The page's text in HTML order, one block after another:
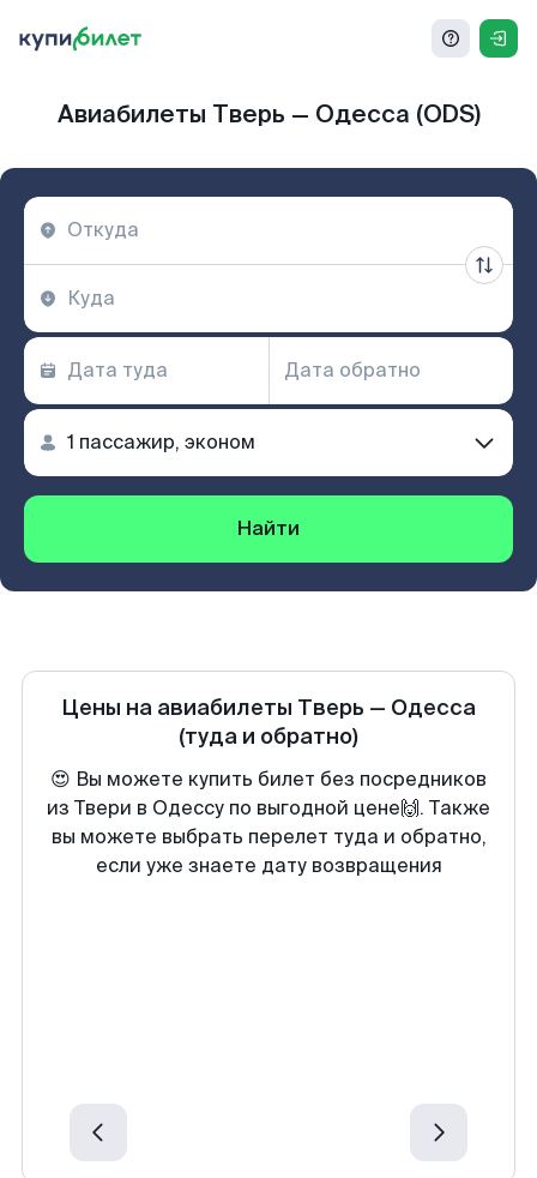
Авиабилеты Тверь — Одесса (ODS)
Найти
Цены на авиабилеты Тверь — Одесса
(туда и обратно)
😍 Вы можете купить билет без посредников
из Твери в Одессу по выгодной цене🙌. Также
вы можете выбрать перелет туда и обратно,
если уже знаете дату возвращения